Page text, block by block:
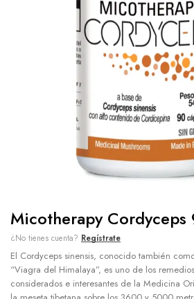
Micotherapy Cordyceps
¿No tienes cuenta? Regístrate
El Cordyceps sinensis, conocido también
“Viagra del Himalaya”, es uno de los
considerados e interesantes de la Medicina